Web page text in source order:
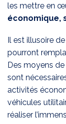
les mettre en
économique,
Il est illusoire
pourront
Des moyens
sont
activités
véhicules
réaliser